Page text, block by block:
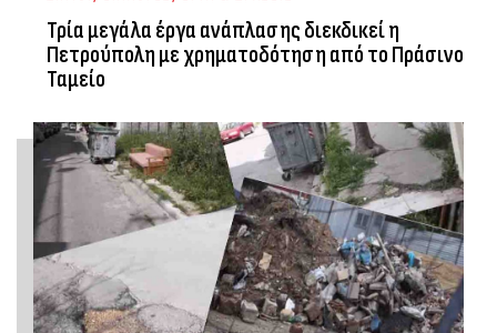
Τρία μεγάλα έργα ανάπλασης διεκδικεί η
Πετρούπολη με χρηματοδότηση από το Πράσινο
Ταμείο